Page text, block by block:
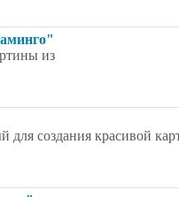
из
создания красивой